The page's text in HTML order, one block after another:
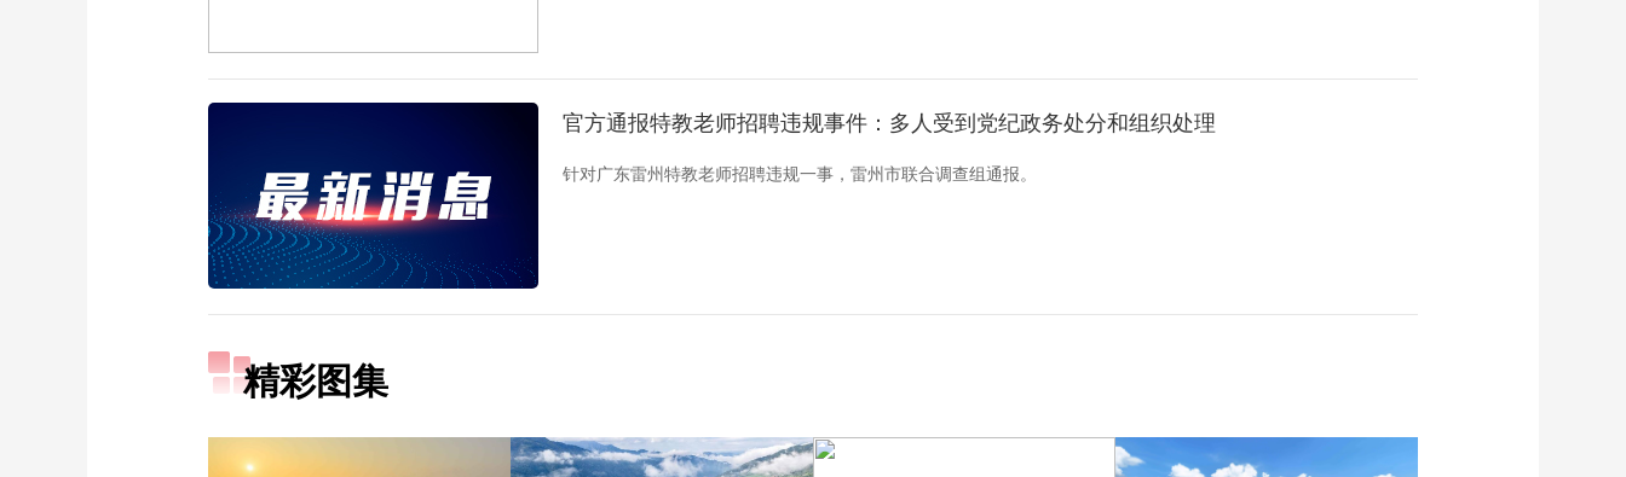
官方通报特教老师招聘违规事件：多人受到党纪政务处分和组织处理
针对广东雷州特教老师招聘违规一事，雷州市联合调查组通报。
精彩图集